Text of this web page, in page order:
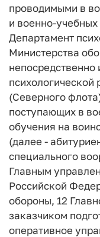
проводимыми в
и военно-
Департамент
Министерства
непосредственно
психологической
(Северного
поступающих в
обучения на
(далее -
специального
Главным
Российской
обороны, 12
заказчиком
оперативное